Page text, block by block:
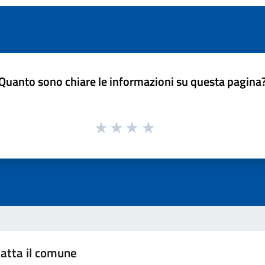
sono chiare le informazioni su questa
il comune